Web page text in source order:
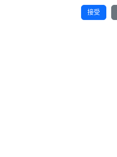
接受